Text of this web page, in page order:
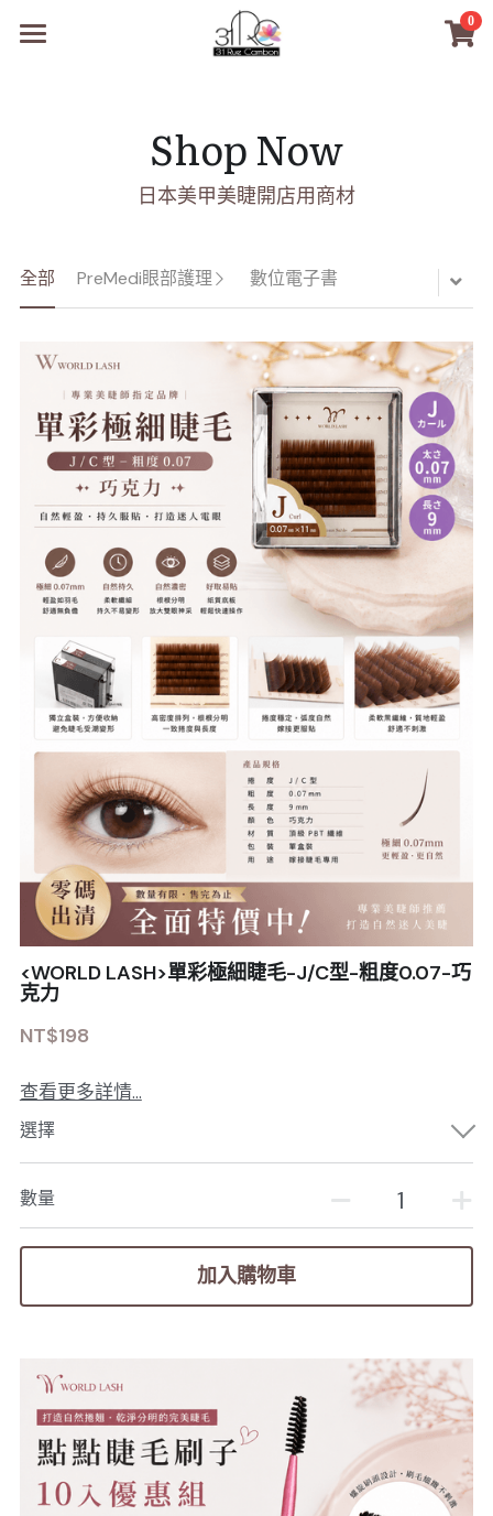
0
PreMedi眼部護理
數位電子書
WL睫毛
小紅書款
扁毛調色
日式扁毛
極細睫毛
W型睫毛
彩色睫毛
WORLDLASH
睫毛黑膠
睫毛前處裡
睫毛卸除
睫毛提拉
睫毛夾子
睫毛周邊
睫毛保養
Sale睫毛
絕版彩睫
絕版扁毛
絕版圓毛
絕版W型
日本OMD美甲品牌
轉頭凝膠
凝膠筆刷
凝膠機器
修甲磨棒
OEM訂製
教學教室
NEA睫毛協會
繁體中文
繁體中文
註冊/登入
Shop Now
日本美甲美睫開店用商材
全部 PreMedi眼部護理 數位電子書
<WORLD LASH>單彩極細睫毛-J/C型-粗度0.07-巧
克力
NT$198
查看更多詳情...
選擇
數量
加入購物車
×
商品分類